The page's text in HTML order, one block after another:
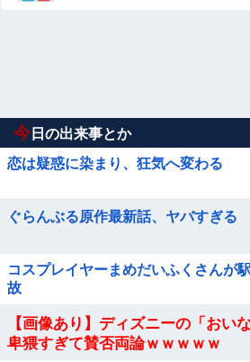
今 日の出来事とか
恋は疑惑に染まり、狂気へ変わる
ぐらんぶる原作最新話、ヤバすぎる
コスプレイヤーまめだいふくさんが
故
【画像あり】ディズニーの「おい
卑猥すぎて賛否両論ｗｗｗｗｗ